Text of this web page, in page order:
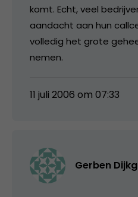
komt. Echt, veel
aandacht aan hun
volledig het grote
nemen.
11 juli 2006 om 07:33
Gerben